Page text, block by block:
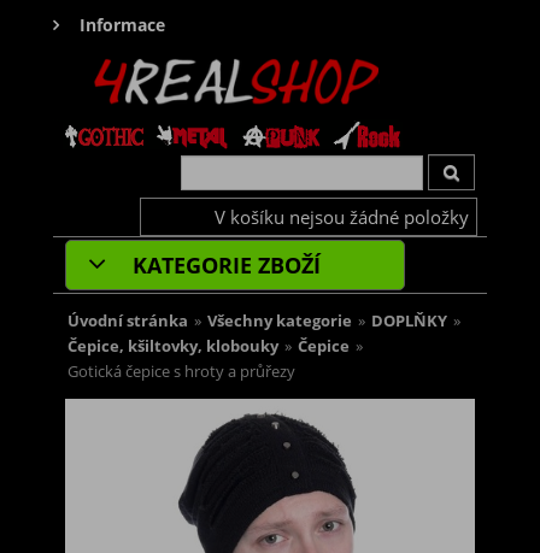
Informace
V košíku nejsou žádné položky
KATEGORIE ZBOŽÍ
Úvodní stránka » Všechny kategorie » DOPLŇKY »
Čepice, kšiltovky, klobouky » Čepice »
Gotická čepice s hroty a průřezy